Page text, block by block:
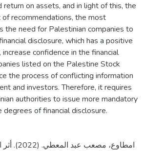
return on assets, and in light of this, the
recommendations, the most
the need for Palestinian companies to
disclosure, which has a positive
confidence in the financial
listed on the Palestine Stock
the process of conflicting information
and investors. Therefore, it requires
authorities to issue more mandatory
of financial disclosure.
امطاوع،